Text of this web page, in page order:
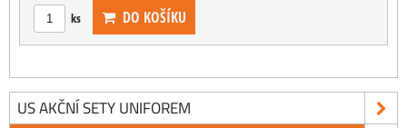
ks DO KOŠÍKU
US AKČNÍ SETY UNIFOREM